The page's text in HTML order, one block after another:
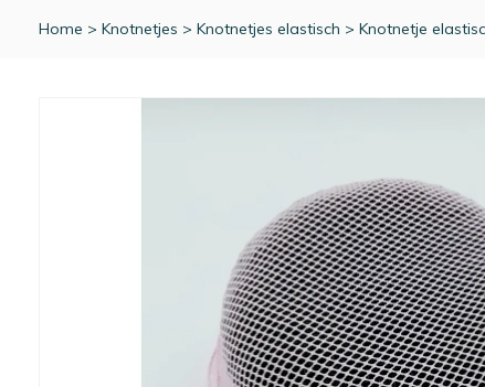
Home > Knotnetjes > Knotnetjes elastisch > Knotnetje